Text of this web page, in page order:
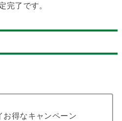
完了です。
お得なキャンペーン